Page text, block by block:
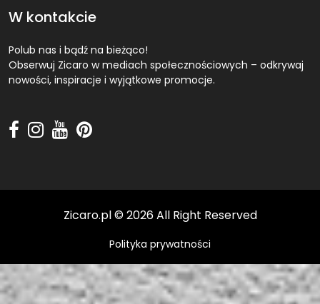
W kontakcie
Polub nas i bądź na bieżąco!
Obserwuj Zicaro w mediach społecznościowych – odkrywaj
nowości, inspiracje i wyjątkowe promocje.
Zicaro.pl©2026 All Right Reserved
Polityka prywatności